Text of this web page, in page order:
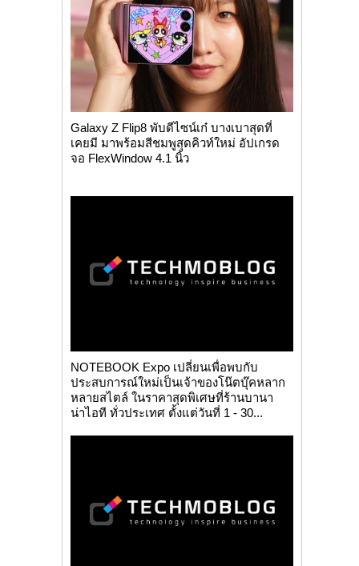
Galaxy Z Flip8 พับดีไซน์เก๋ บางเบาสุดที่
เคยมี มาพร้อมสีชมพูสุดคิวท์ใหม่ อัปเกรด
จอ FlexWindow 4.1 นิ้ว
NOTEBOOK Expo เปลี่ยนเพื่อพบกับ
ประสบการณ์ใหม่เป็นเจ้าของโน๊ตบุ๊คหลาก
หลายสไตล์ ในราคาสุดพิเศษที่ร้านบานา
น่าไอที ทั่วประเทศ ตั้งแต่วันที่ 1 - 30...